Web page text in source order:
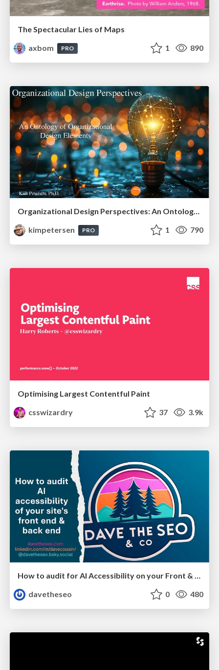
The Spectacular Lies of Maps
axbom
PRO 1 890
Organizational Design Perspectives: An Ontology of Organizational Design Elements
kimpetersen
PRO 1 790
Optimising Largest Contentful Paint
csswizardry
37 3.9k
How to audit for AI Accessibility on your Front & Back End
davetheseo
0 480